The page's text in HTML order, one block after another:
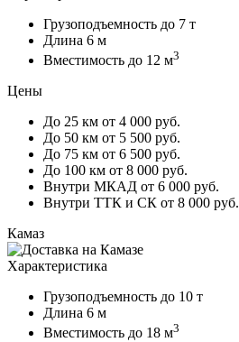
Грузоподъемность до 7 т
Длина 6 м
Вместимость до 12 м3
Цены
До 25 км от 4 000 руб.
До 50 км от 5 500 руб.
До 75 км от 6 500 руб.
До 100 км от 8 000 руб.
Внутри МКАД от 6 000 руб.
Внутри ТТК и СК от 8 000 руб.
Камаз
Характеристика
Грузоподъемность до 10 т
Длина 6 м
Вместимость до 18 м3